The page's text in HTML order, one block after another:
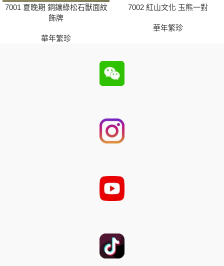
7001 夏晚期 銅鑲綠松石獸面紋
飾牌
華年繁珍
7002 紅山文化 玉熊一對
華年繁珍